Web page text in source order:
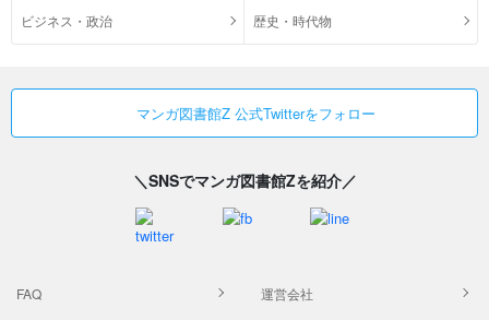
ビジネス・政治 歴史・時代物
マンガ図書館Z 公式Twitterをフォロー
＼SNSでマンガ図書館Zを紹介／
FAQ 運営会社